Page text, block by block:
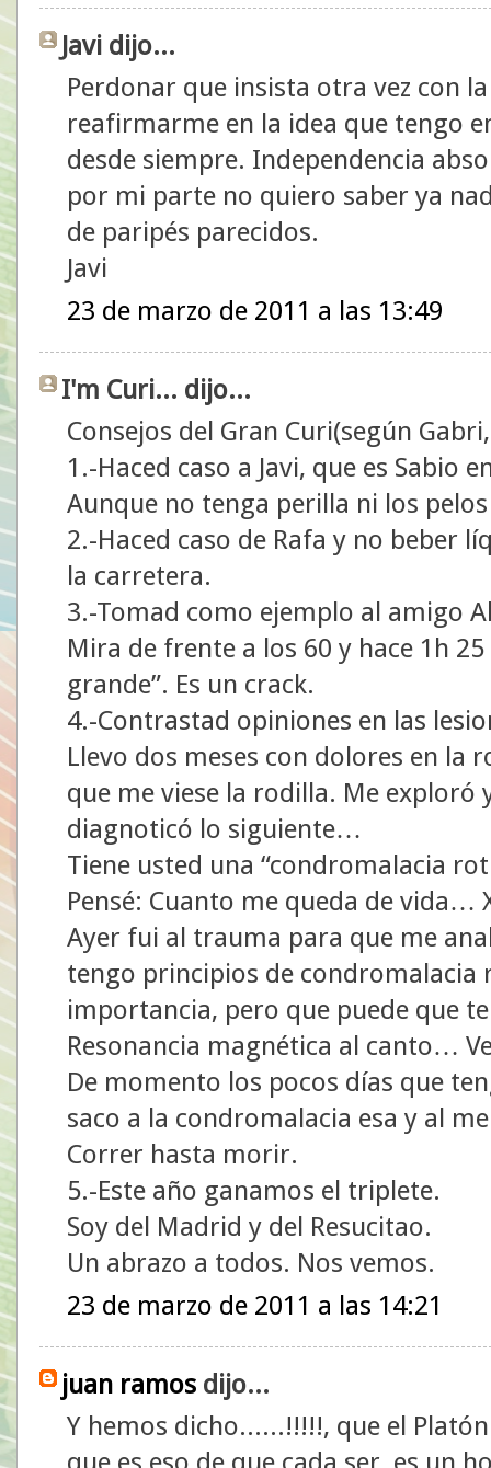
Javi dijo...
Perdonar que insista otra vez con
reafirmarme en la idea que tengo
desde siempre. Independencia
por mi parte no quiero saber ya
de paripés parecidos.
Javi
23 de marzo de 2011 a las 13:49
I'm Curi... dijo...
Consejos del Gran Curi(según
1.-Haced caso a Javi, que es Sabio
Aunque no tenga perilla ni los
2.-Haced caso de Rafa y no beber
la carretera.
3.-Tomad como ejemplo al amigo
Mira de frente a los 60 y hace 1h
grande”. Es un crack.
4.-Contrastad opiniones en las
Llevo dos meses con dolores en la
que me viese la rodilla. Me exploró
diagnoticó lo siguiente…
Tiene usted una “condromalacia
Pensé: Cuanto me queda de vida…
Ayer fui al trauma para que me
tengo principios de condromalacia
importancia, pero que puede que
Resonancia magnética al canto…
De momento los pocos días que
saco a la condromalacia esa y al
Correr hasta morir.
5.-Este año ganamos el triplete.
Soy del Madrid y del Resucitao.
Un abrazo a todos. Nos vemos.
23 de marzo de 2011 a las 14:21
juan ramos dijo...
Y hemos dicho......!!!!!, que el
que es eso de que cada ser, es un